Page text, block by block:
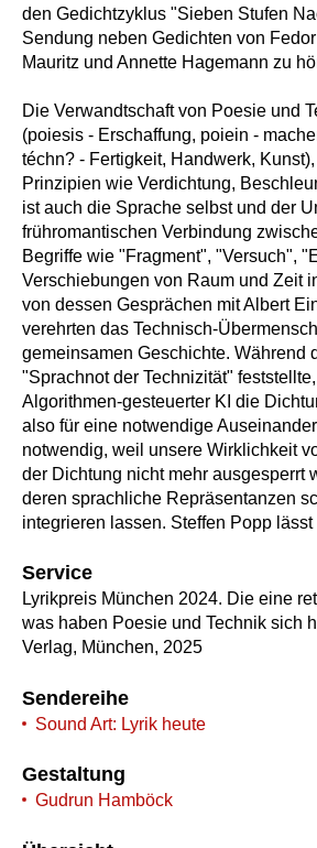
den Gedichtzyklus "Sieben Stufen
Sendung neben Gedichten von
Mauritz und Annette Hagemann zu
Die Verwandtschaft von Poesie und
(poiesis - Erschaffung, poiein -
téchn? - Fertigkeit, Handwerk,
Prinzipien wie Verdichtung,
ist auch die Sprache selbst und der
frühromantischen Verbindung
Begriffe wie "Fragment", "Versuch",
Verschiebungen von Raum und Zeit
von dessen Gesprächen mit Albert
verehrten das Technisch-
gemeinsamen Geschichte.
"Sprachnot der Technizität"
Algorithmen-gesteuerter KI die
also für eine notwendige
notwendig, weil unsere Wirklichkeit
der Dichtung nicht mehr ausgesperrt
deren sprachliche Repräsentanzen
integrieren lassen. Steffen Popp
Service
Lyrikpreis München 2024. Die eine
was haben Poesie und Technik sich
Verlag, München, 2025
Sendereihe
Sound Art: Lyrik heute
Gestaltung
Gudrun Hamböck